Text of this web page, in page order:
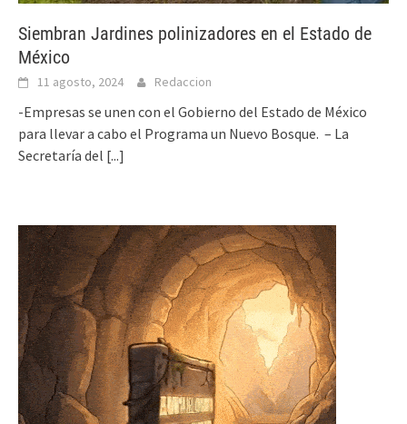
Siembran Jardines polinizadores en el Estado de
México
11 agosto, 2024 Redaccion
-Empresas se unen con el Gobierno del Estado de México
para llevar a cabo el Programa un Nuevo Bosque. – La
Secretaría del [...]